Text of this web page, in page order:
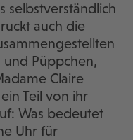
selbstverständlich
auch die
Püppchen,
Claire
Teil von ihr
Was bedeutet
Uhr für